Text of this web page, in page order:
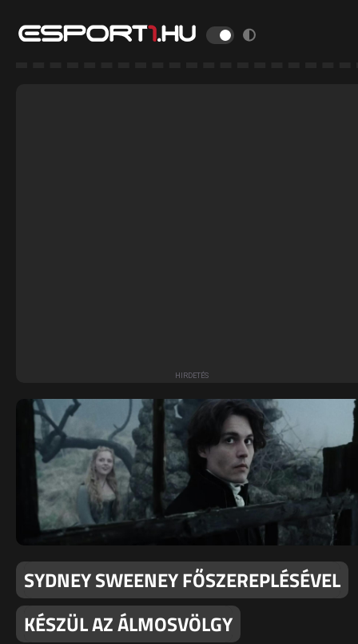
SYDNEY SWEENEY FŐSZEREPLÉSÉVEL
KÉSZÜL AZ ÁLMOSVÖLGY